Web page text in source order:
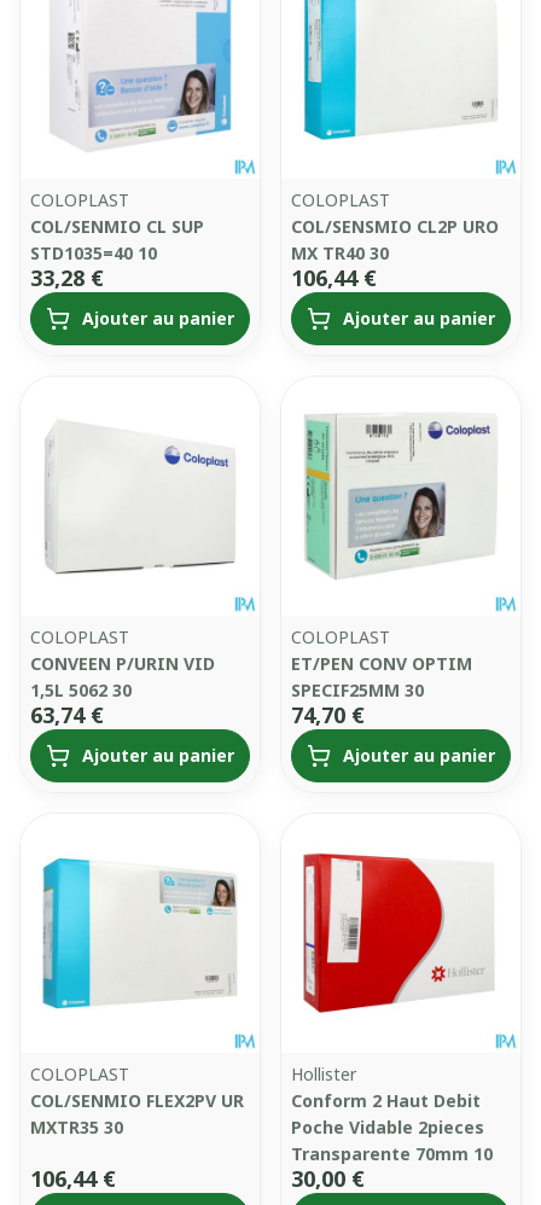
COLOPLAST
COL/SENMIO CL SUP
STD1035=40 10
33,28 €
Ajouter au panier
COLOPLAST
COL/SENSMIO CL2P URO
MX TR40 30
106,44 €
Ajouter au panier
COLOPLAST
CONVEEN P/URIN VID
1,5L 5062 30
63,74 €
Ajouter au panier
COLOPLAST
ET/PEN CONV OPTIM
SPECIF25MM 30
74,70 €
Ajouter au panier
COLOPLAST
COL/SENMIO FLEX2PV UR
MXTR35 30
106,44 €
Hollister
Conform 2 Haut Debit
Poche Vidable 2pieces
Transparente 70mm 10
30,00 €